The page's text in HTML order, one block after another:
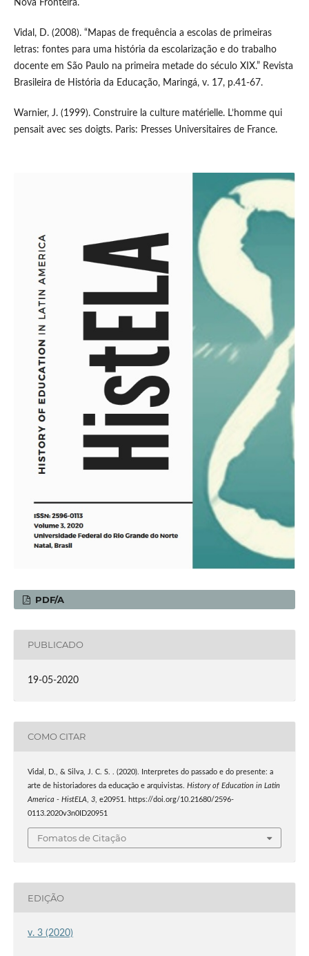
Nova Fronteira.
Vidal, D. (2008). “Mapas de frequência a escolas de primeiras
letras: fontes para uma história da escolarização e do trabalho
docente em São Paulo na primeira metade do século XIX.” Revista
Brasileira de História da Educação, Maringá, v. 17, p.41-67.
Warnier, J. (1999). Construire la culture matérielle. L’homme qui
pensait avec ses doigts. Paris: Presses Universitaires de France.
PDF/A
PUBLICADO
19-05-2020
COMO CITAR
Vidal, D., & Silva, J. C. S. . (2020). Interpretes do passado e do presente: a
arte de historiadores da educação e arquivistas. History of Education in Latin
America - HistELA, 3, e20951. https://doi.org/10.21680/2596-
0113.2020v3n0ID20951
Fomatos de Citação
EDIÇÃO
v. 3 (2020)